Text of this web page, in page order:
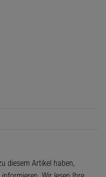
diesem Artikel haben,